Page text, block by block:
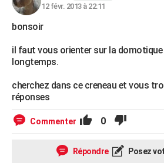
12 févr. 2013 à 22:11
bonsoir
il faut vous orienter sur la domotique
longtemps.
cherchez dans ce creneau et vous
réponses
Commenter 0
Répondre Posez